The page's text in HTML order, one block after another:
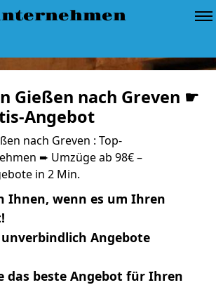
Gießen nach Greven ☛
Angebot
nach Greven : Top-
➨ Umzüge ab 98€ –
in 2 Min.
Ihnen, wenn es um Ihren
Angebote
das beste Angebot für Ihren